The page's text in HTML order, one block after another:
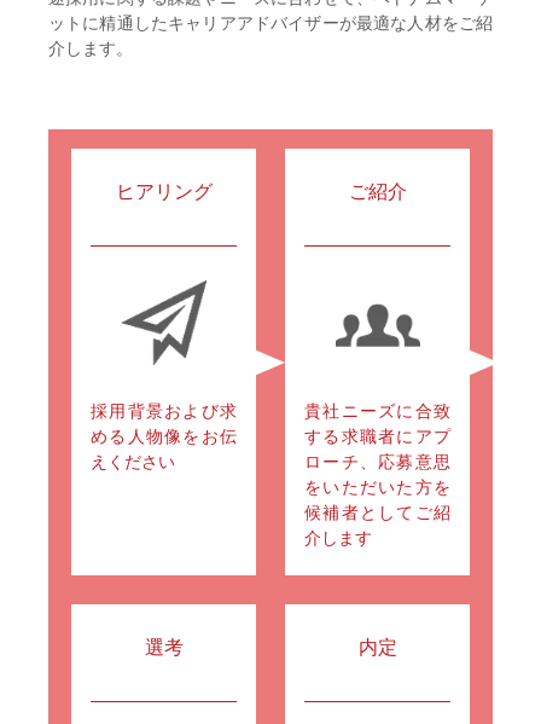
ットに精通したキャリアアドバイザーが最適な人材をご紹
介します。
ヒアリング
採用背景および求
める人物像をお伝
えください
ご紹介
貴社ニーズに合致
する求職者にアプ
ローチ、応募意思
をいただいた方を
候補者としてご紹
介します
選考 内定